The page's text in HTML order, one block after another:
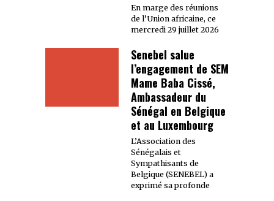
En marge des réunions
de l’Union africaine, ce
mercredi 29 juillet 2026
Senebel salue
l’engagement de SEM
Mame Baba Cissé,
Ambassadeur du
Sénégal en Belgique
et au Luxembourg
L’Association des
Sénégalais et
Sympathisants de
Belgique (SENEBEL) a
exprimé sa profonde